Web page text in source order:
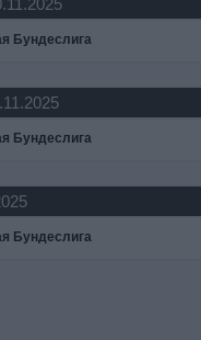
Бундеслига
Бундеслига
Бундеслига